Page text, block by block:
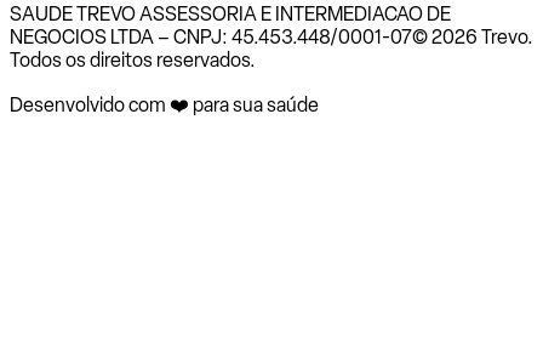
SAUDE TREVO ASSESSORIA E INTERMEDIACAO DE
NEGOCIOS LTDA – CNPJ: 45.453.448/0001-07© 2026 Trevo.
Todos os direitos reservados.
Desenvolvido com ❤️ para sua saúde